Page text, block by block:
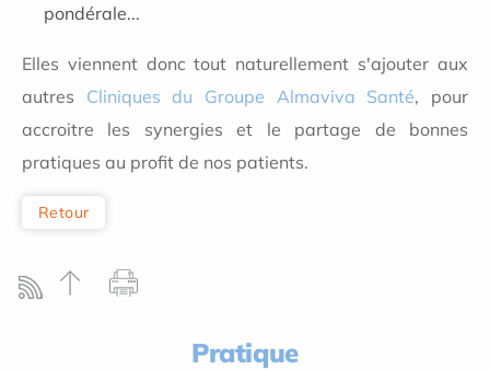
pondérale...
Elles viennent donc tout naturellement s'ajouter aux
autres Cliniques du Groupe Almaviva Santé, pour
accroitre les synergies et le partage de bonnes
pratiques au profit de nos patients.
Retour
Pratique